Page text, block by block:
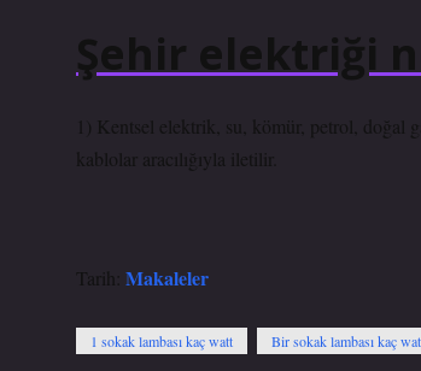
Şehir elektriği
1) Kentsel elektrik, su, kömür, petrol, doğal
kablolar aracılığıyla iletilir.
Tarih: Makaleler
1 sokak lambası kaç watt Bir sokak lambası kaç